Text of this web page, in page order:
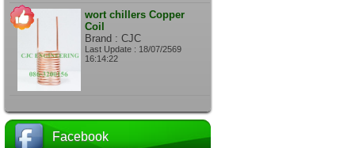
wort chillers Copper
Coil
Brand : CJC
Last Update : 18/07/2569
16:14:22
Facebook